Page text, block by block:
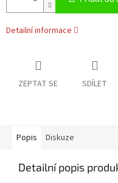
Detailní informace
ZEPTAT SE SDÍLET
Popis Diskuze
Detailní popis